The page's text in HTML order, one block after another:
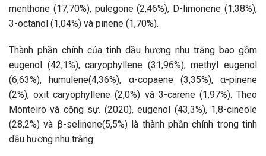
menthone (17,70%), pulegone (2,46%), D-limonene (1,38%),
3-octanol (1,04%) và pinene (1,70%).
Thành phần chính của tinh dầu hương nhu trắng bao gồm
eugenol (42,1%), caryophyllene (31,96%), methyl eugenol
(6,63%), humulene(4,36%), α-copaene (3,35%), α-pinene
(2%), oxit caryophyllene (2,0%) và 3-carene (1,97%). Theo
Monteiro và cộng sự. (2020), eugenol (43,3%), 1,8-cineole
(28,2%) và β-selinene(5,5%) là thành phần chính trong tinh
dầu hương nhu trắng.